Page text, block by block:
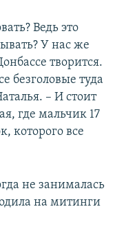
Ведь это
У нас же
творится.
безголовые туда
– И стоит
где мальчик 17
которого все
не занималась
на митинги